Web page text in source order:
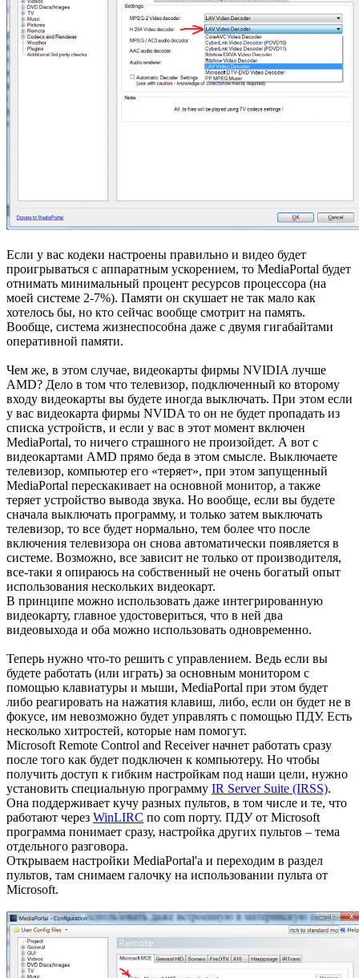
Если у вас кодеки настроены правильно и видео будет
проигрываться с аппаратным ускорением, то MediaPortal будет
отнимать минимальный процент ресурсов процессора (на
моей системе 2-7%). Памяти он скушает не так мало как
хотелось бы, но кто сейчас вообще смотрит на память.
Вообще, система жизнеспособна даже с двумя гигабайтами
оперативной памяти.
Чем же, в этом случае, видеокарты фирмы NVIDIA лучше
AMD? Дело в том что телевизор, подключенный ко второму
входу видеокарты вы будете иногда выключать. При этом если
у вас видеокарта фирмы NVIDA то он не будет пропадать из
списка устройств, и если у вас в этот момент включен
MediaPortal, то ничего страшного не произойдет. А вот с
видеокартами AMD прямо беда в этом смысле. Выключаете
телевизор, компьютер его «теряет», при этом запущенный
MediaPortal перескакивает на основной монитор, а также
теряет устройство вывода звука. Но вообще, если вы будете
сначала выключать программу, и только затем выключать
телевизор, то все будет нормально, тем более что после
включения телевизора он снова автоматически появляется в
системе. Возможно, все зависит не только от производителя,
все-таки я опираюсь на собственный не очень богатый опыт
использования нескольких видеокарт.
В принципе можно использовать даже интегрированную
видеокарту, главное удостовериться, что в ней два
видеовыхода и оба можно использовать одновременно.
Теперь нужно что-то решить с управлением. Ведь если вы
будете работать (или играть) за основным монитором с
помощью клавиатуры и мыши, MediaPortal при этом будет
либо реагировать на нажатия клавиш, либо, если он будет не в
фокусе, им невозможно будет управлять с помощью ПДУ. Есть
несколько хитростей, которые нам помогут.
Microsoft Remote Control and Receiver начнет работать сразу
после того как будет подключен к компьютеру. Но чтобы
получить доступ к гибким настройкам под наши цели, нужно
установить специальную программу IR Server Suite (IRSS).
Она поддерживает кучу разных пультов, в том числе и те, что
работают через WinLIRC по com порту. ПДУ от Microsoft
программа понимает сразу, настройка других пультов – тема
отдельного разговора.
Открываем настройки MediaPortal'а и переходим в раздел
пультов, там снимаем галочку на использовании пульта от
Microsoft.